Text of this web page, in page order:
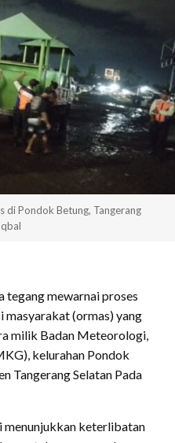
di Pondok Betung, Tangerang
tegang mewarnai proses
masyarakat (ormas) yang
milik Badan Meteorologi,
kelurahan Pondok
Tangerang Selatan Pada
menunjukkan keterlibatan